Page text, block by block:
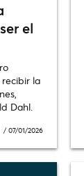
el
la
Dahl.
/07/01/2026